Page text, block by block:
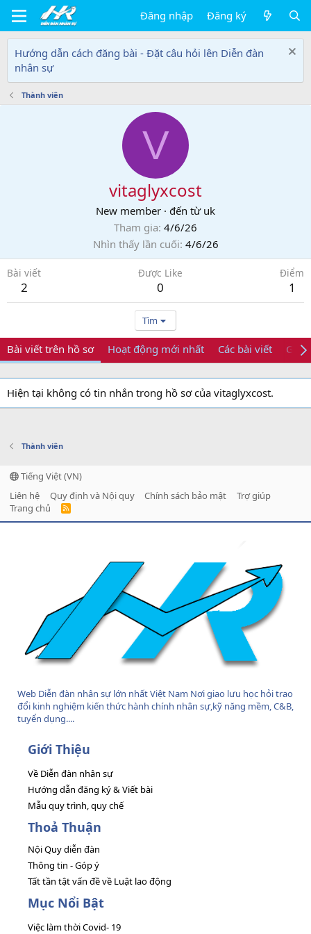
Đăng nhập Đăng ký
Hướng dẫn cách đăng bài - Đặt câu hỏi lên Diễn đàn
nhân sự
Thành viên
V
vitaglyxcost
New member · đến từ uk
Tham gia 4/6/26
Nhìn thấy lần cuối 4/6/26
Bài viết
2
Được Like
0
Điểm
1
Tìm
Bài viết trên hồ sơ Hoạt động mới nhất Các bài viết Giới
Hiện tại không có tin nhắn trong hồ sơ của vitaglyxcost.
Thành viên
Tiếng Việt (VN)
Liên hệ
Quy định và Nội quy Chính sách bảo mật
Trợ giúp
Trang chủ
R
Web Diễn đàn nhân sự lớn nhất Việt Nam Nơi giao lưu học hỏi trao
đổi kinh nghiệm kiến thức hành chính nhân sự,kỹ năng mềm, C&B,
tuyển dụng....
Giới Thiệu
Về Diễn đàn nhân sự
Hướng dẫn đăng ký & Viết bài
Mẫu quy trình, quy chế
Thoả Thuận
Nội Quy diễn đàn
Thông tin - Góp ý
Tất tần tật vấn đề về Luật lao động
Mục Nổi Bật
Việc làm thời Covid- 19